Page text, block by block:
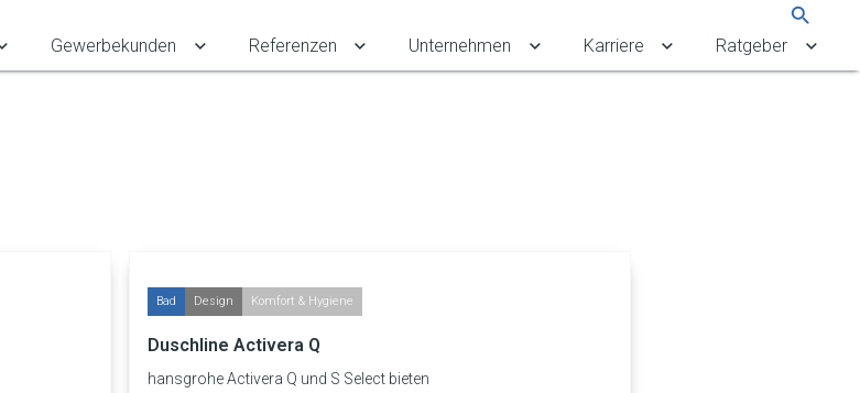
Untermenü für Privatkunden umschalten
Gewerbekunden Untermenü für Gewerbekunden umschalten
Referenzen Untermenü für Referenzen umschalten
Unternehmen Untermenü für Unternehmen umschalten
Karriere Untermenü für Karriere
Ratgeber
Bad Design Komfort & Hygiene
Duschline Activera Q
hansgrohe Activera Q und S Select bieten